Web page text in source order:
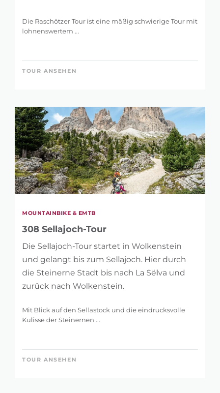
Die Raschötzer Tour ist eine mäßig schwierige Tour mit
lohnenswertem ...
TOUR ANSEHEN
MOUNTAINBIKE & EMTB
308 Sellajoch-Tour
Die Sellajoch-Tour startet in Wolkenstein
und gelangt bis zum Sellajoch. Hier durch
die Steinerne Stadt bis nach La Sëlva und
zurück nach Wolkenstein.
Mit Blick auf den Sellastock und die eindrucksvolle
Kulisse der Steinernen ...
TOUR ANSEHEN